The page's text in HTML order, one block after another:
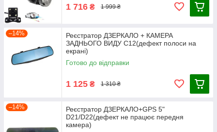
1 716 ₴ 1 999 ₴
–14%
Реєстратор ДЗЕРКАЛО + КАМЕРА
ЗАДНЬОГО ВИДУ C12(дефект полоси на
екрані)
Готово до відправки
1 125 ₴ 1 310 ₴
–14%
Реєстратор ДЗЕРКАЛО+GPS 5"
D21/D22(дефект не працює передня
камера)